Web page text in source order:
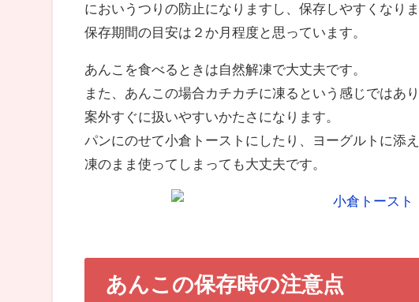
においうつりの防止になりますし、保存しやすくなりま
保存期間の目安は２か月程度と思っています。
あんこを食べるときは自然解凍で大丈夫です。
また、あんこの場合カチカチに凍るという感じではあり
案外すぐに扱いやすいかたさになります。
パンにのせて小倉トーストにしたり、ヨーグルトに添
凍のまま使ってしまっても大丈夫です。
あんこの保存時の注意点